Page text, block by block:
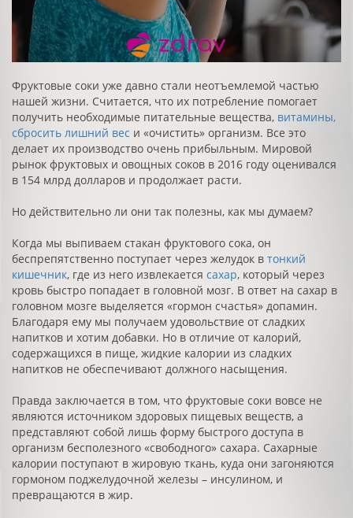
Фруктовые соки уже давно стали неотъемлемой частью
нашей жизни. Считается, что их потребление помогает
получить необходимые питательные вещества, витамины,
сбросить лишний вес и «очистить» организм. Все это
делает их производство очень прибыльным. Мировой
рынок фруктовых и овощных соков в 2016 году оценивался
в 154 млрд долларов и продолжает расти.
Но действительно ли они так полезны, как мы думаем?
Когда мы выпиваем стакан фруктового сока, он
беспрепятственно поступает через желудок в тонкий
кишечник, где из него извлекается сахар, который через
кровь быстро попадает в головной мозг. В ответ на сахар в
головном мозге выделяется «гормон счастья» допамин.
Благодаря ему мы получаем удовольствие от сладких
напитков и хотим добавки. Но в отличие от калорий,
содержащихся в пище, жидкие калории из сладких
напитков не обеспечивают должного насыщения.
Правда заключается в том, что фруктовые соки вовсе не
являются источником здоровых пищевых веществ, а
представляют собой лишь форму быстрого доступа в
организм бесполезного «свободного» сахара. Сахарные
калории поступают в жировую ткань, куда они загоняются
гормоном поджелудочной железы – инсулином, и
превращаются в жир.